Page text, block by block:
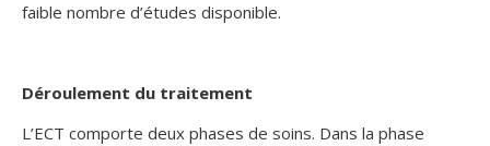
faible nombre d’études disponible.
Déroulement du traitement
L’ECT comporte deux phases de soins. Dans la phase